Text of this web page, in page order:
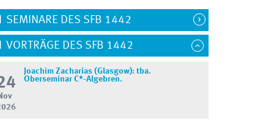
SEMINARE DES SFB 1442
VORTRÄGE DES SFB 1442
Nov
Joachim Zacharias (Glasgow): tba.
Oberseminar C*-Algebren.